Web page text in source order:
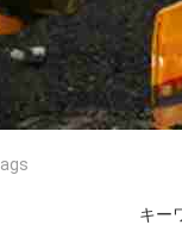
キー